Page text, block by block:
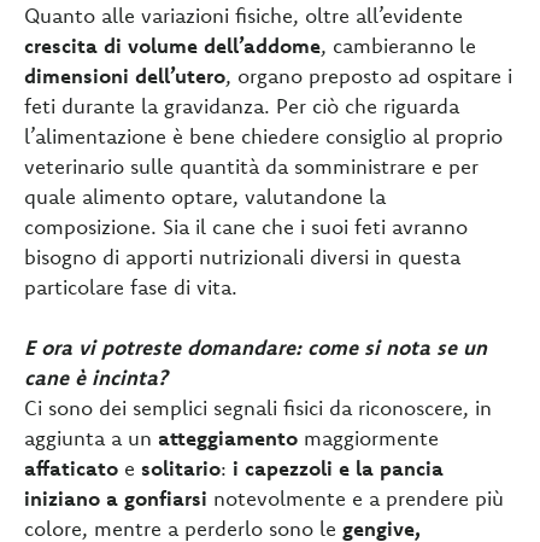
Quanto alle variazioni fisiche, oltre all’evidente
crescita di volume dell’addome, cambieranno le
dimensioni dell’utero, organo preposto ad ospitare i
feti durante la gravidanza. Per ciò che riguarda
l’alimentazione è bene chiedere consiglio al proprio
veterinario sulle quantità da somministrare e per
quale alimento optare, valutandone la
composizione. Sia il cane che i suoi feti avranno
bisogno di apporti nutrizionali diversi in questa
particolare fase di vita.
E ora vi potreste domandare: come si nota se un
cane è incinta?
Ci sono dei semplici segnali fisici da riconoscere, in
aggiunta a un atteggiamento maggiormente
affaticato e solitario: i capezzoli e la pancia
iniziano a gonfiarsi notevolmente e a prendere più
colore, mentre a perderlo sono le gengive,